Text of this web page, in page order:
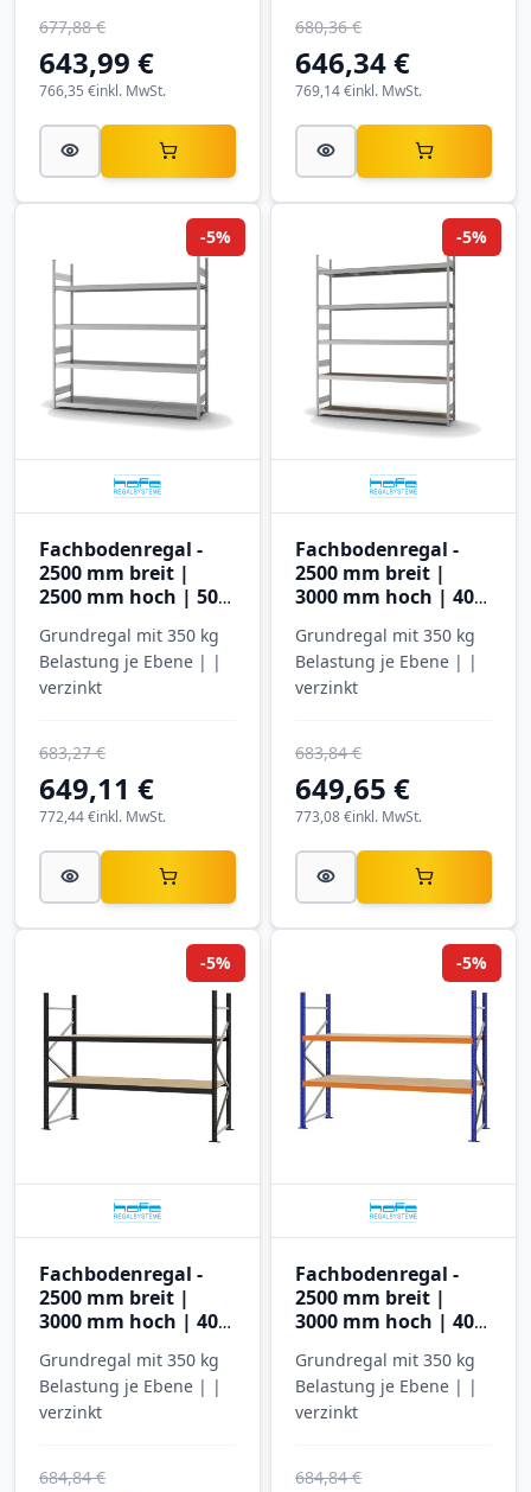
643,99 €
677,88 €
inkl. MwSt.
766,35 €
646,34 €
680,36 €
inkl. MwSt.
769,14 €
Fachbodenregal -
2500 mm breit |
2500 mm hoch | 500
Hofe Regalsysteme
Grundregal mit 350 kg
Belastung je Ebene | |
verzinkt
649,11 €
683,27 €
-5%
inkl. MwSt.
772,44 €
Fachbodenregal -
2500 mm breit |
3000 mm hoch | 400
Hofe Regalsysteme
Grundregal mit 350 kg
Belastung je Ebene | |
verzinkt
649,65 €
683,84 €
-5%
inkl. MwSt.
773,08 €
Fachbodenregal -
2500 mm breit |
3000 mm hoch | 400
Hofe Regalsysteme
Grundregal mit 350 kg
Belastung je Ebene | |
verzinkt
684,84 €
-5%
Fachbodenregal -
2500 mm breit |
3000 mm hoch | 400
Hofe Regalsysteme
Grundregal mit 350 kg
Belastung je Ebene | |
verzinkt
684,84 €
-5%